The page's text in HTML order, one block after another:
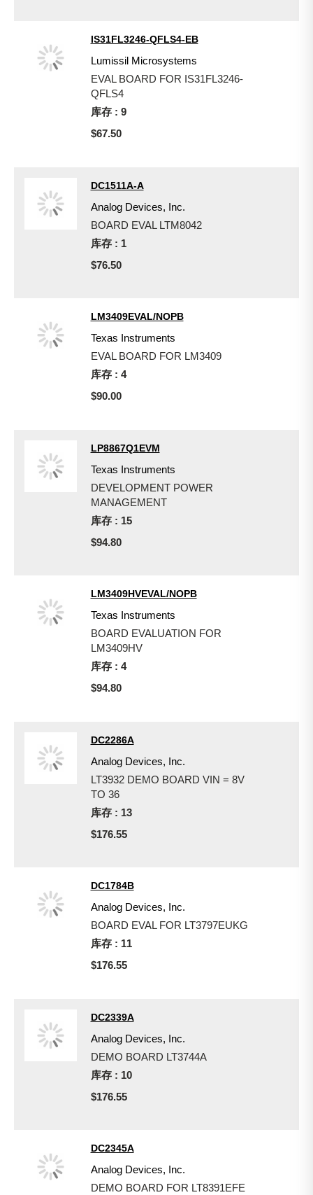
IS31FL3246-QFLS4-EB
Lumissil Microsystems
EVAL BOARD FOR IS31FL3246-
QFLS4
库存 : 9
$67.50
DC1511A-A
Analog Devices, Inc.
BOARD EVAL LTM8042
库存 : 1
$76.50
LM3409EVAL/NOPB
Texas Instruments
EVAL BOARD FOR LM3409
库存 : 4
$90.00
LP8867Q1EVM
Texas Instruments
DEVELOPMENT POWER
MANAGEMENT
库存 : 15
$94.80
LM3409HVEVAL/NOPB
Texas Instruments
BOARD EVALUATION FOR
LM3409HV
库存 : 4
$94.80
DC2286A
Analog Devices, Inc.
LT3932 DEMO BOARD VIN = 8V
TO 36
库存 : 13
$176.55
DC1784B
Analog Devices, Inc.
BOARD EVAL FOR LT3797EUKG
库存 : 11
$176.55
DC2339A
Analog Devices, Inc.
DEMO BOARD LT3744A
库存 : 10
$176.55
DC2345A
Analog Devices, Inc.
DEMO BOARD FOR LT8391EFE